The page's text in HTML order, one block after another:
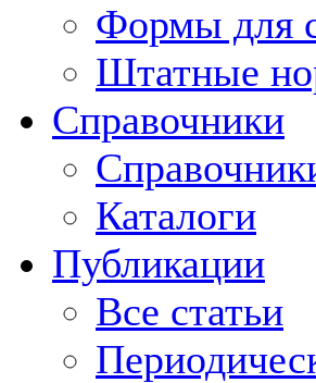
Формы для
Штатные
Справочники
Каталоги
Публикации
Все статьи